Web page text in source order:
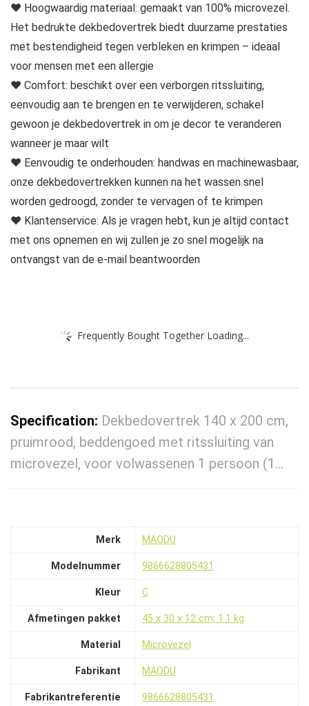
❤ Hoogwaardig materiaal: gemaakt van 100% microvezel.
Het bedrukte dekbedovertrek biedt duurzame prestaties
met bestendigheid tegen verbleken en krimpen – ideaal
voor mensen met een allergie
❤ Comfort: beschikt over een verborgen ritssluiting,
eenvoudig aan te brengen en te verwijderen, schakel
gewoon je dekbedovertrek in om je decor te veranderen
wanneer je maar wilt
❤ Eenvoudig te onderhouden: handwas en machinewasbaar,
onze dekbedovertrekken kunnen na het wassen snel
worden gedroogd, zonder te vervagen of te krimpen
❤ Klantenservice: Als je vragen hebt, kun je altijd contact
met ons opnemen en wij zullen je zo snel mogelijk na
ontvangst van de e-mail beantwoorden
Frequently Bought Together Loading...
Specification: Dekbedovertrek 140 x 200 cm,
pruimrood, beddengoed met ritssluiting van
microvezel, voor volwassenen 1 persoon (1…
Merk ‎MAODU
Modelnummer ‎9866628805431
Kleur ‎C
Afmetingen pakket ‎45 x 30 x 12 cm; 1.1 kg
Material ‎Microvezel
Fabrikant ‎MAODU
Fabrikantreferentie ‎9866628805431